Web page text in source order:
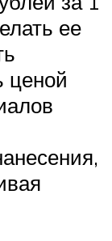
ее
ценой